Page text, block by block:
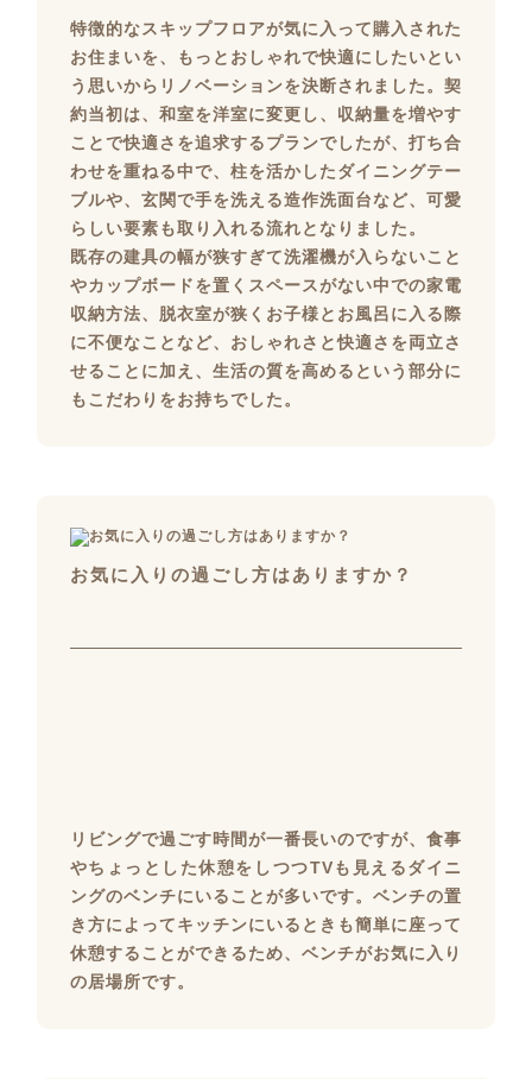
特徴的なスキップフロアが気に入って購入された
お住まいを、もっとおしゃれで快適にしたいとい
う思いからリノベーションを決断されました。契
約当初は、和室を洋室に変更し、収納量を増やす
ことで快適さを追求するプランでしたが、打ち合
わせを重ねる中で、柱を活かしたダイニングテー
ブルや、玄関で手を洗える造作洗面台など、可愛
らしい要素も取り入れる流れとなりました。
既存の建具の幅が狭すぎて洗濯機が入らないこと
やカップボードを置くスペースがない中での家電
収納方法、脱衣室が狭くお子様とお風呂に入る際
に不便なことなど、おしゃれさと快適さを両立さ
せることに加え、生活の質を高めるという部分に
もこだわりをお持ちでした。
お気に入りの過ごし方はありますか？
リビングで過ごす時間が一番長いのですが、食事
やちょっとした休憩をしつつTVも見えるダイニ
ングのベンチにいることが多いです。ベンチの置
き方によってキッチンにいるときも簡単に座って
休憩することができるため、ベンチがお気に入り
の居場所です。